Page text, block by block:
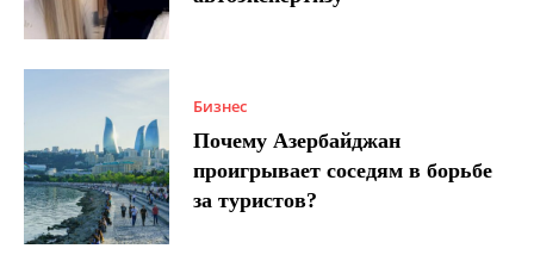
Бизнес
Почему Азербайджан
проигрывает соседям в борьбе
за туристов?